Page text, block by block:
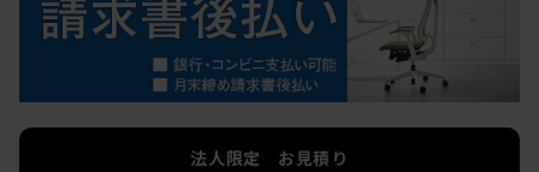
法人限定 お見積り